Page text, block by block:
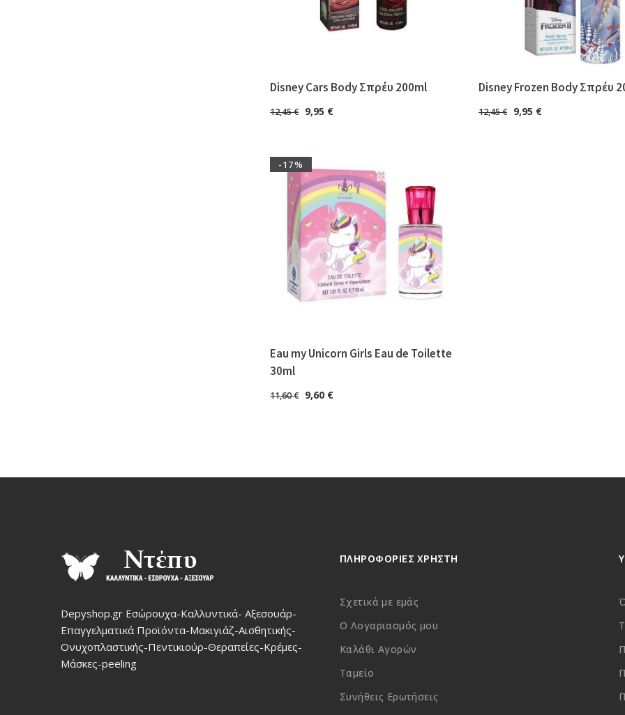
Disney Cars Body Σπρέυ 200ml
12,45€ 9,95 €
Disney Frozen Body Σπρέυ
12,45€ 9,95 €
-17%
Eau my Unicorn Girls Eau de Toilette
30ml
11,60€ 9,60 €
Depyshop.gr Εσώρουχα-Καλλυντικά- Αξεσουάρ-
Επαγγελματικά Προϊόντα-Μακιγιάζ-Αισθητικής-
Ονυχοπλαστικής-Πεντικιούρ-Θεραπείες-Κρέμες-
Μάσκες-peeling
ΠΛΗΡΟΦΟΡΙΕΣ ΧΡΗΣΤΗ
Σχετικά με εμάς
Ο Λογαριασμός μου
Καλάθι Αγορών
Ταμείο
Συνήθεις Ερωτήσεις